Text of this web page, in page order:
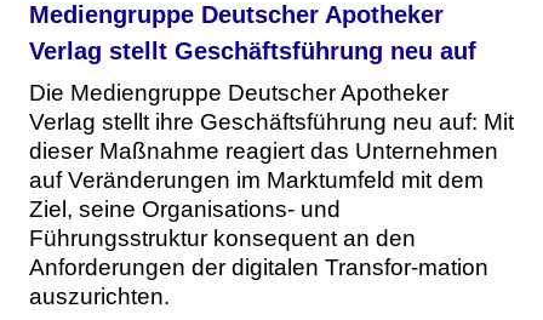
Mediengruppe Deutscher Apotheker
Verlag stellt Geschäftsführung neu auf
Die Mediengruppe Deutscher Apotheker
Verlag stellt ihre Geschäftsführung neu auf: Mit
dieser Maßnahme reagiert das Unternehmen
auf Veränderungen im Marktumfeld mit dem
Ziel, seine Organisations- und
Führungsstruktur konsequent an den
Anforderungen der digitalen Transfor-mation
auszurichten.